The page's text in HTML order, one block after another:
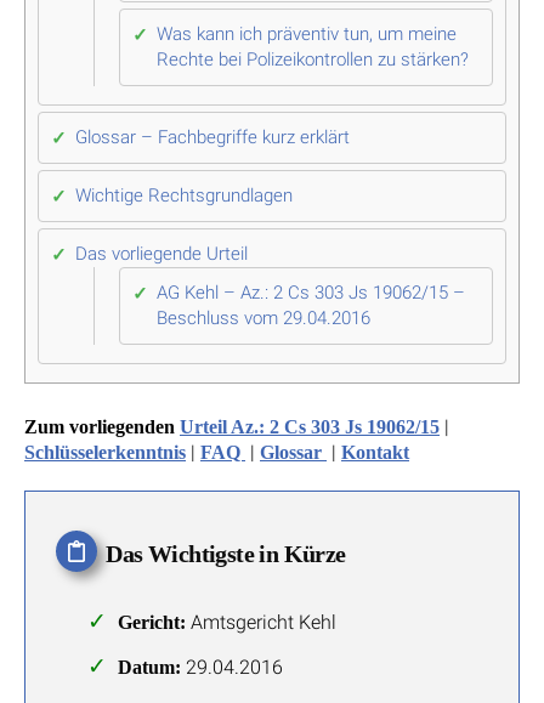
Was kann ich präventiv tun, um meine
Rechte bei Polizeikontrollen zu stärken?
Glossar – Fachbegriffe kurz erklärt
Wichtige Rechtsgrundlagen
Das vorliegende Urteil
AG Kehl – Az.: 2 Cs 303 Js 19062/15 –
Beschluss vom 29.04.2016
Zum vorliegenden Urteil Az.: 2 Cs 303 Js 19062/15 |
Schlüsselerkenntnis | FAQ | Glossar | Kontakt
Das Wichtigste in Kürze
Gericht: Amtsgericht Kehl
Datum: 29.04.2016